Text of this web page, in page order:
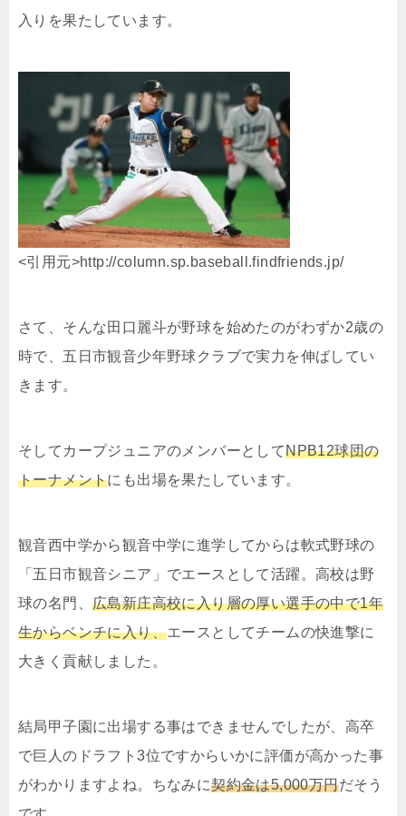
入りを果たしています。
<引用元>http://column.sp.baseball.findfriends.jp/
さて、そんな田口麗斗が野球を始めたのがわずか2歳の
時で、 五日市観音少年野球クラブで実力を伸ばしてい
きます。
そしてカープジュニアのメンバーとしてNPB12球団の
トーナメントにも出場を果たしています。
観音西中学から観音中学に進学してからは軟式野球の
「五日市観音シニア」でエースとして活躍。高校は野
球の名門、 広島新庄高校に入り層の厚い選手の中で1年
生からベンチに入り、エースとしてチームの快進撃に
大きく貢献しました。
結局甲子園に出場する事はできませんでしたが、高卒
で巨人のドラフト3位ですからいかに評価が高かった事
がわかりますよね。ちなみに契約金は5,000万円だそう